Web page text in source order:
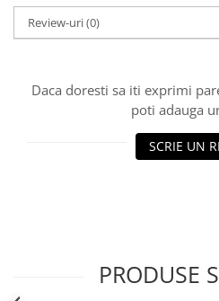
Review-uri(0)
Daca doresti sa iti exprimi
poti adauga
SCRIE UN
PRODUSE